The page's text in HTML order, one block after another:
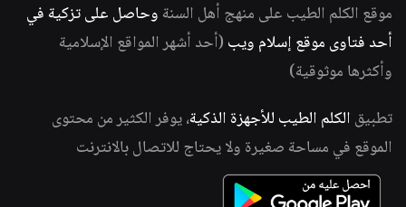
موقع الكلم الطيب على منهج أهل السنة وحاصل على تزكية في
أحد فتاوى موقع إسلام ويب (أحد أشهر المواقع الإسلامية
وأكثرها موثوقية)
تطبيق الكلم الطيب للأجهزة الذكية، يوفر الكثير من محتوى
الموقع في مساحة صغيرة ولا يحتاج للاتصال بالانترنت